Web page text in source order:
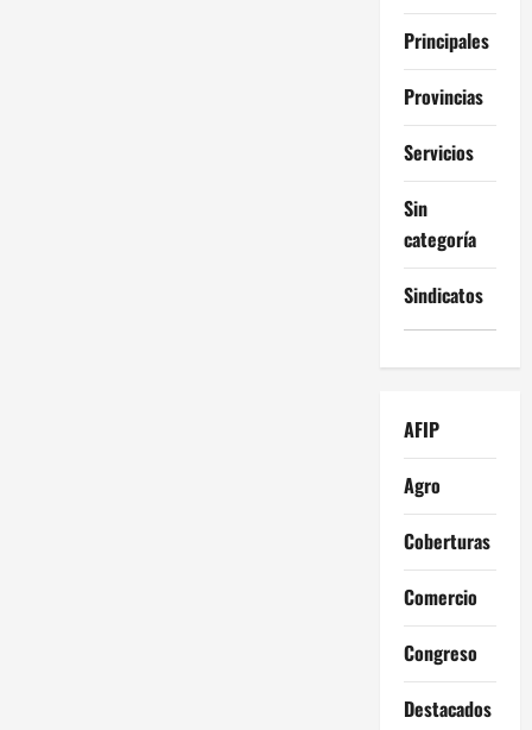
Principales
Provincias
Servicios
Sin
categoría
Sindicatos
AFIP
Agro
Coberturas
Comercio
Congreso
Destacados